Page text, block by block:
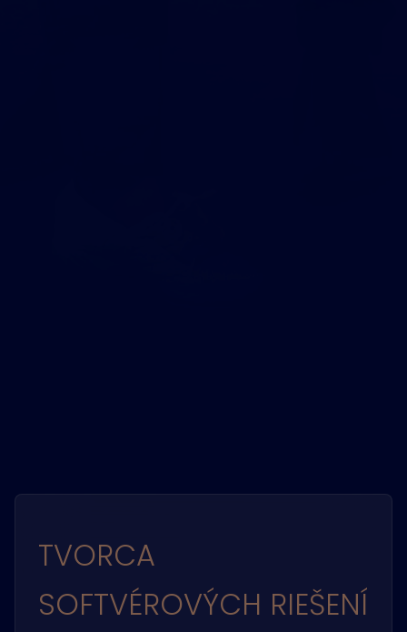
TVORCA
SOFTVÉROVÝCH RIEŠENÍ